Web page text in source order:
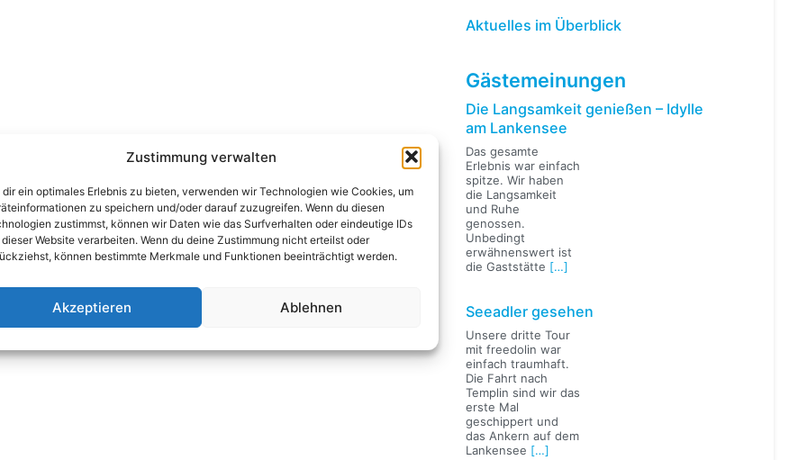
Zustimmung verwalten
dir ein optimales Erlebnis zu bieten, verwenden wir Technologien wie Cookies, um
zu speichern und/oder darauf zuzugreifen. Wenn du diesen
zustimmst, können wir Daten wie das Surfverhalten oder eindeutige IDs
Website verarbeiten. Wenn du deine Zustimmung nicht erteilst oder
können bestimmte Merkmale und Funktionen beeinträchtigt werden.
Akzeptieren Ablehnen
Aktuelles im Überblick
Gästemeinungen
Die Langsamkeit genießen – Idylle
am Lankensee
Das gesamte
Erlebnis war einfach
spitze. Wir haben
die Langsamkeit
und Ruhe
genossen.
Unbedingt
erwähnenswert ist
die Gaststätte […]
Seeadler gesehen
Unsere dritte Tour
mit freedolin war
einfach traumhaft.
Die Fahrt nach
Templin sind wir das
erste Mal
geschippert und
das Ankern auf dem
Lankensee […]